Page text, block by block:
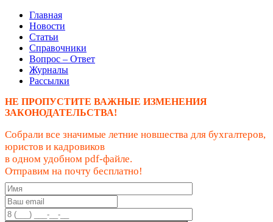
Главная
Новости
Статьи
Справочники
Вопрос – Ответ
Журналы
Рассылки
НЕ ПРОПУСТИТЕ ВАЖНЫЕ ИЗМЕНЕНИЯ
ЗАКОНОДАТЕЛЬСТВА!
Собрали все значимые летние новшества для бухгалтеров,
юристов и кадровиков
в одном удобном pdf-файле.
Отправим на почту бесплатно!